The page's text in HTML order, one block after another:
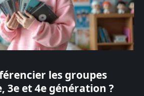
les groupes
3e et 4e génération ?